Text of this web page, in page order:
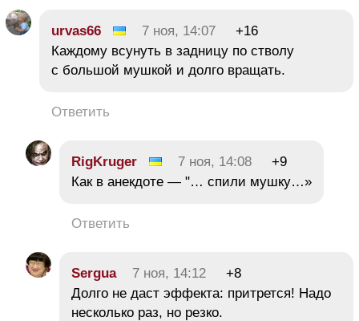
urvas66 7 ноя, 14:07
+16
Каждому всунуть в задницу по стволу
с большой мушкой и долго вращать.
Ответить
RigKruger 7 ноя, 14:08
+9
Как в анекдоте — "… спили мушку…»
Ответить
Sergua 7 ноя, 14:12
+8
Долго не даст эффекта: притрется! Надо
несколько раз, но резко.